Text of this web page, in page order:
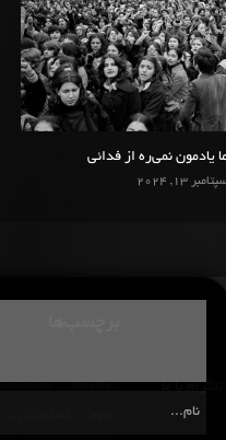
یادمون نمی‌ره از فدائی
سپتامبر 13, 2024
با ما